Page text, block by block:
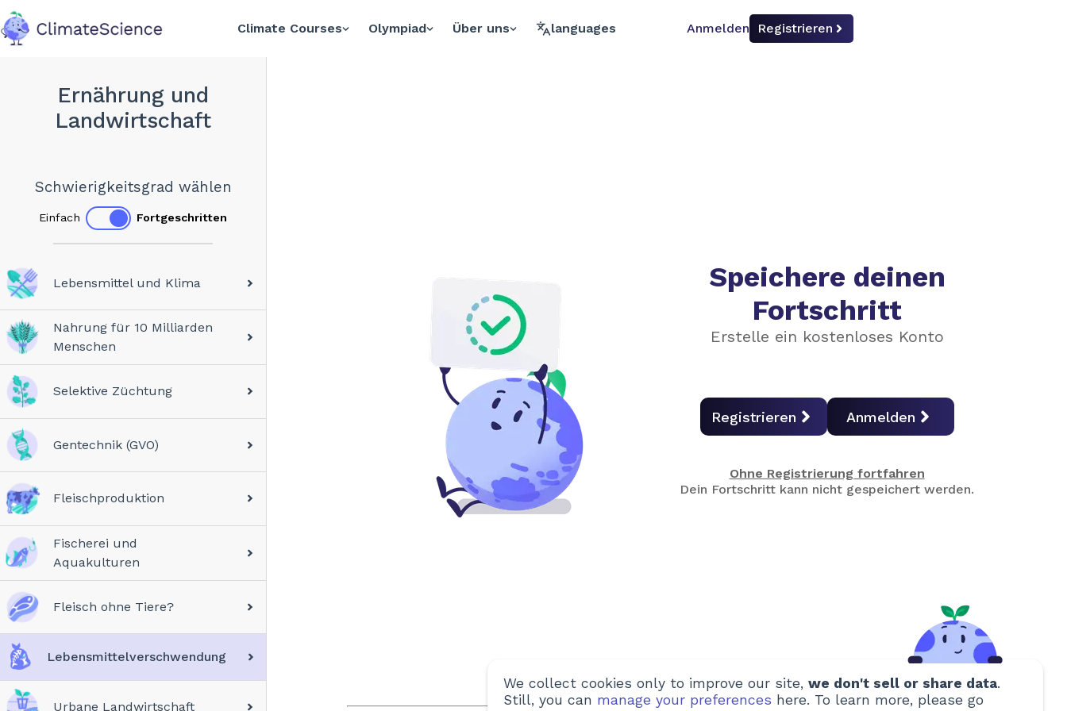
back to home Climate Courses Olympiad Über uns languages Anmelden Registrieren
Ernährung und
Landwirtschaft
Schwierigkeitsgrad wählen
Einfach Fortgeschritten
Lebensmittel und Klima
Nahrung für 10 Milliarden
Menschen
Selektive Züchtung
Gentechnik (GVO)
Fleischproduktion
Fischerei und
Aquakulturen
Fleisch ohne Tiere?
Lebensmittelverschwendung
Urbane Landwirtschaft
Speichere deinen
Fortschritt
Erstelle ein kostenloses Konto
Registrieren Anmelden
Ohne Registrierung fortfahren
Dein Fortschritt kann nicht gespeichert werden.
We collect cookies only to improve our site, we don't sell or share data.
Still, you can manage your preferences here. To learn more, please go